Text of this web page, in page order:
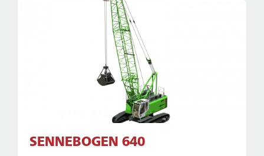
SENNEBOGEN 640